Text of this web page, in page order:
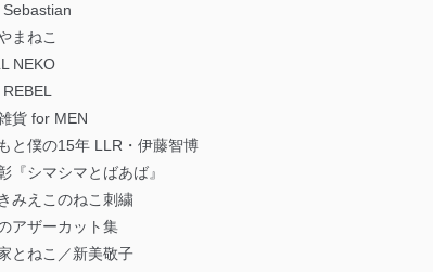
まねこ
NEKO
貨 for MEN
と僕の15年 LLR・伊藤智博
『シマシマとばあば』
みえこのねこ刺繍
アザーカット集
とねこ／新美敬子